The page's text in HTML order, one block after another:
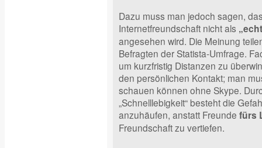
Dazu muss man jedoch sagen,
Internetfreundschaft nicht als
angesehen wird. Die Meinung
Befragten der Statista-Umfrage.
um kurzfristig Distanzen zu
den persönlichen Kontakt; man
schauen können ohne Skype.
„Schnelllebigkeit“ besteht die
anzuhäufen, anstatt Freunde fürs
Freundschaft zu vertiefen.